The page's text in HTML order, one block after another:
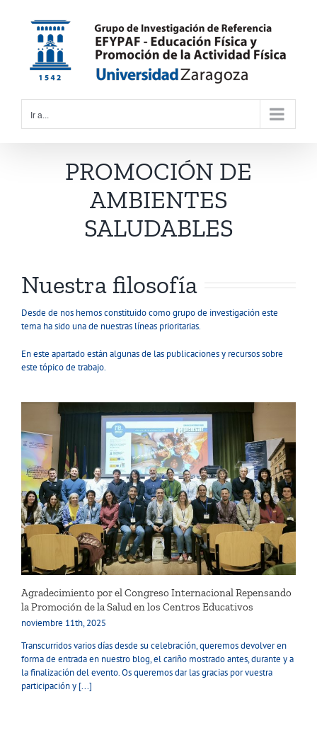
contenido
Ir a...
PROMOCIÓN DE
AMBIENTES
SALUDABLES
Nuestra filosofía
Desde de nos hemos constituido como grupo de investigación este
tema ha sido una de nuestras líneas prioritarias.
En este apartado están algunas de las publicaciones y recursos sobre
este tópico de trabajo.
Agradecimiento por el Congreso Internacional Repensando
la Promoción de la Salud en los Centros Educativos
noviembre 11th, 2025
Transcurridos varios días desde su celebración, queremos devolver en
forma de entrada en nuestro blog, el cariño mostrado antes, durante y a
la finalización del evento. Os queremos dar las gracias por vuestra
participación y [...]